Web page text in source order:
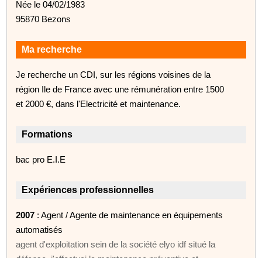
Née le 04/02/1983
95870 Bezons
Ma recherche
Je recherche un CDI, sur les régions voisines de la
région Ile de France avec une rémunération entre 1500
et 2000 €, dans l'Electricité et maintenance.
Formations
bac pro E.I.E
Expériences professionnelles
2007 : Agent / Agente de maintenance en équipements
automatisés
agent d'exploitation sein de la société elyo idf situé la